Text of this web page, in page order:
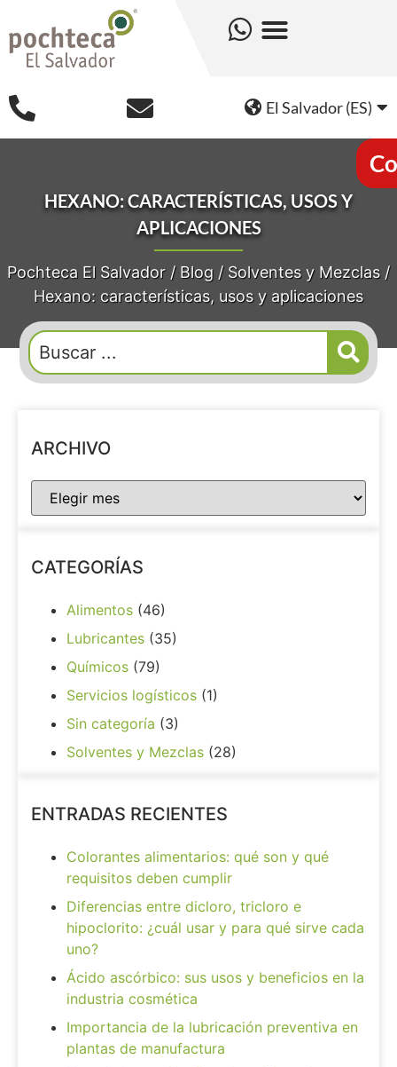
El Salvador (ES)
HEXANO: CARACTERÍSTICAS, USOS Y
APLICACIONES
Pochteca El Salvador / Blog / Solventes y Mezclas/
Hexano: características, usos y aplicaciones
ARCHIVO
CATEGORÍAS
Alimentos (46)
Lubricantes (35)
Químicos (79)
Servicios logísticos (1)
Sin categoría (3)
Solventes y Mezclas (28)
ENTRADAS RECIENTES
Colorantes alimentarios: qué son y qué
requisitos deben cumplir
Diferencias entre dicloro, tricloro e
hipoclorito: ¿cuál usar y para qué sirve cada
uno?
Ácido ascórbico: sus usos y beneficios en la
industria cosmética
Importancia de la lubricación preventiva en
plantas de manufactura